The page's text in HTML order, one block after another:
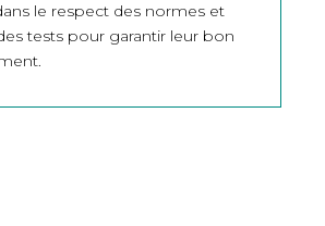
le respect des normes et
tests pour garantir leur bon